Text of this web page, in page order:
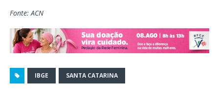
Fonte: ACN
IBGE SANTA CATARINA